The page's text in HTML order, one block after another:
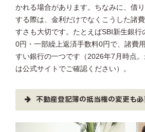
かれる場合があります。ちなみに、借
する際は、金利だけでなくこうした諸
すさも大切です。たとえばSBI新生銀行
0円・一部繰上返済手数料0円で、諸費
すい銀行の一つです（2026年7月時点
は公式サイトでご確認ください）。
不動産登記簿の抵当権の変更も